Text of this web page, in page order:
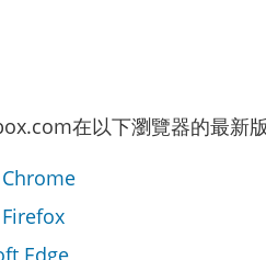
在以下瀏覽器的最新
Edge